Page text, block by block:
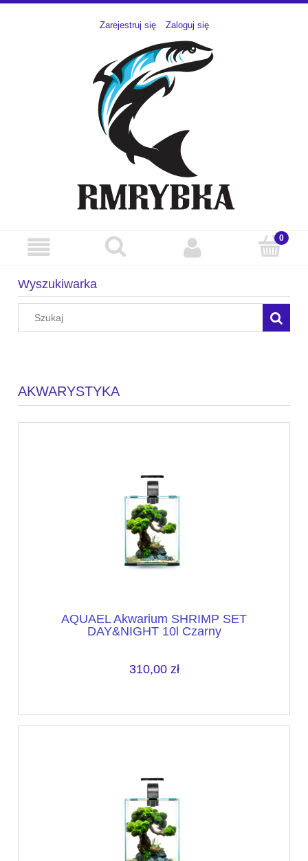
Zarejestruj się Zaloguj się
Wyszukiwarka
AKWARYSTYKA
AQUAEL Akwarium SHRIMP SET
DAY&NIGHT 10l Czarny
310,00 zł